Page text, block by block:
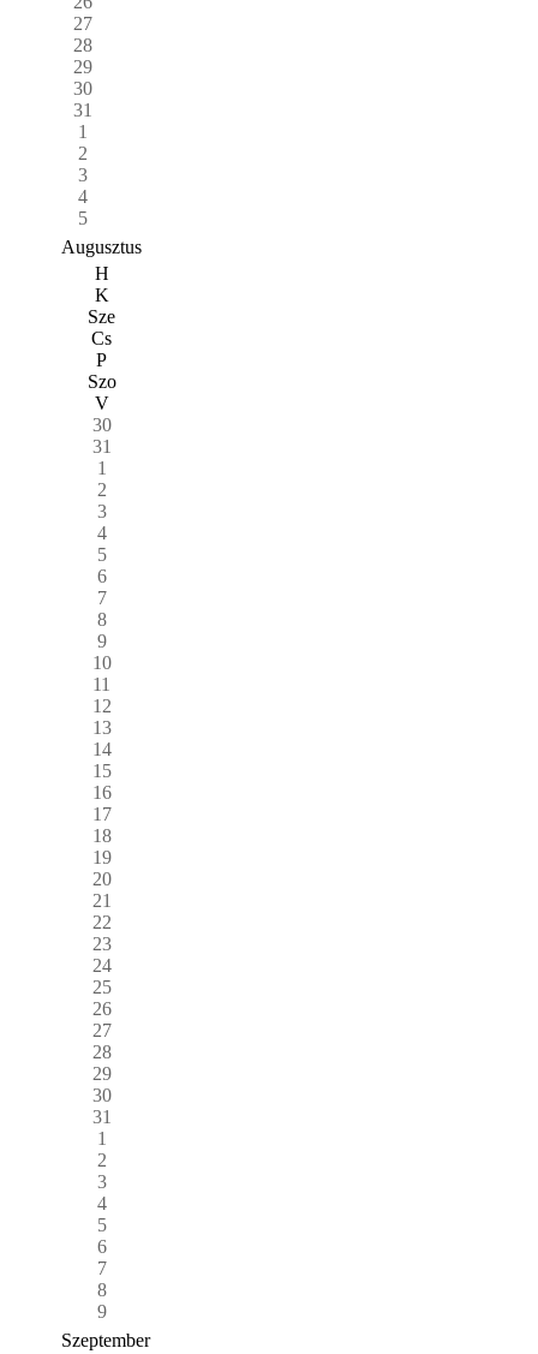
27
28
29
30
31
1
2
3
4
5
Augusztus
H
K
Sze
Cs
P
Szo
V
30
31
1
2
3
4
5
6
7
8
9
10
11
12
13
14
15
16
17
18
19
20
21
22
23
24
25
26
27
28
29
30
31
1
2
3
4
5
6
7
8
9
Szeptember